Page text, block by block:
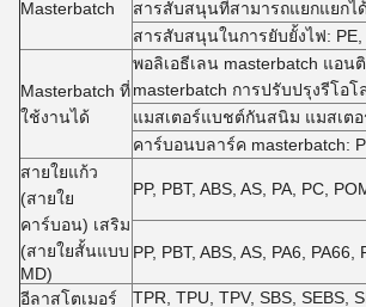
Masterbatch
สารสับสนุนที่สามารถแยกแยกไ
สารสับสนุนในการยับยั้งไฟ: PE,
Masterbatch ที่
ใช้งานได้
พอลิเอธีเลน masterbatch แอน
masterbatch การปรับปรุงรีโอโ
แมสเตอร์แบชต์กันสนิม แมสเต
คาร์บอนบลาร์ค masterbatch:
สายใยแก้ว
(สายใย
คาร์บอน) เสริม
(สายใยสั้นแบบ
MD)
PP, PBT, ABS, AS, PA, PC,
PP, PBT, ABS, AS, PA6,
อีลาสโตเมอร์
TPR, TPU, TPV, SBS, SEBS,